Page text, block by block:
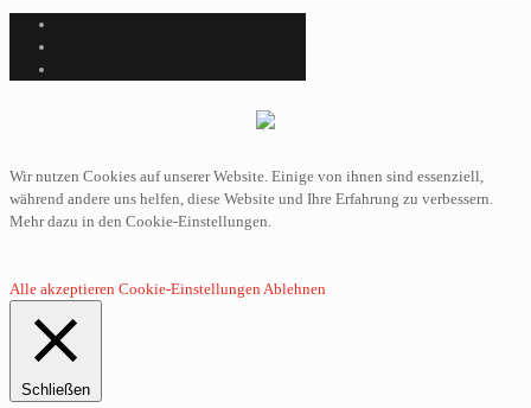
Wir nutzen Cookies auf unserer Website. Einige von ihnen sind essenziell,
während andere uns helfen, diese Website und Ihre Erfahrung zu verbessern.
Mehr dazu in den Cookie-Einstellungen.
Alle akzeptieren Cookie-EinstellungenAblehnen
Schließen